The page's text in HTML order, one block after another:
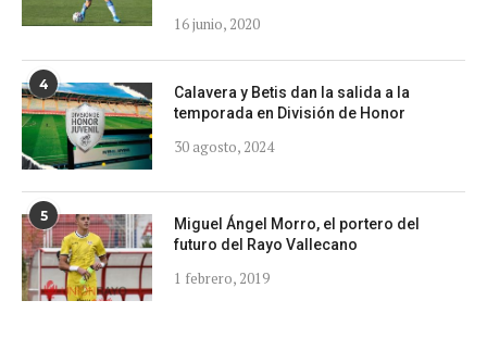
16 junio, 2020
4
Calavera y Betis dan la salida a la
temporada en División de Honor
30 agosto, 2024
5
Miguel Ángel Morro, el portero del
futuro del Rayo Vallecano
1 febrero, 2019